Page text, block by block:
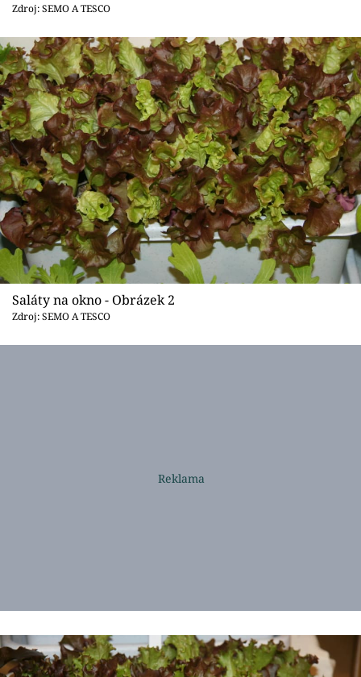
Přihlášení
Sledujte nás
Zdroj: SEMO A TESCO
Saláty na okno - Obrázek 2
Zdroj: SEMO A TESCO